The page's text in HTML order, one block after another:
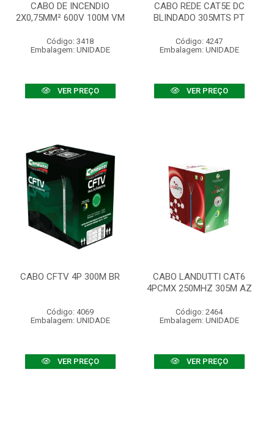
CABO DE INCENDIO
2X0,75MM² 600V 100M VM
Código: 3418
Embalagem: UNIDADE
VER PREÇO
CABO REDE CAT5E DC
BLINDADO 305MTS PT
Código: 4247
Embalagem: UNIDADE
VER PREÇO
CABO CFTV 4P 300M BR
Código: 4069
Embalagem: UNIDADE
VER PREÇO
CABO LANDUTTI CAT6
4PCMX 250MHZ 305M AZ
Código: 2464
Embalagem: UNIDADE
VER PREÇO